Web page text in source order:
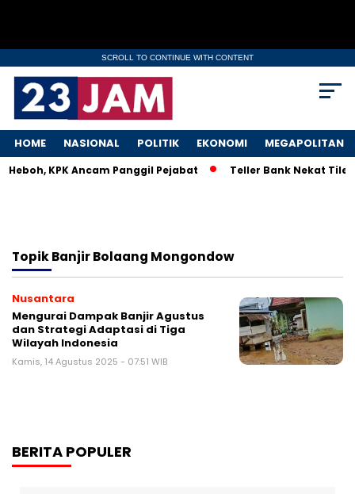
SCROLL TO CONTINUE WITH CONTENT
HOME NASIONAL POLITIK EKONOMI MEGAPOLITAN
KPK Ancam Panggil Pejabat Teller Bank Nekat
TopikBanjir Bolaang Mongondow
Nusantara
Mengurai Dampak Banjir Agustus
dan Strategi Adaptasi di Tiga
Wilayah Indonesia
Kamis, 14 Agustus 2025 - 07:51 WIB
BERITA POPULER